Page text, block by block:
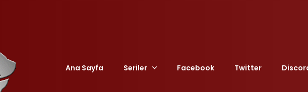
Ana Sayfa Seriler Facebook Twitter